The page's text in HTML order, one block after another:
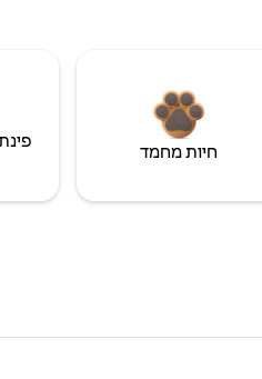
חיות מחמד